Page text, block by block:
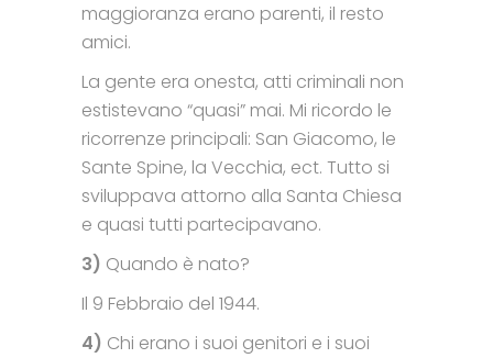
maggioranza erano parenti, il resto
amici.
La gente era onesta, atti criminali non
estistevano “quasi” mai. Mi ricordo le
ricorrenze principali: San Giacomo, le
Sante Spine, la Vecchia, ect. Tutto si
sviluppava attorno alla Santa Chiesa
e quasi tutti partecipavano.
3) Quando è nato?
Il 9 Febbraio del 1944.
4) Chi erano i suoi genitori e i suoi